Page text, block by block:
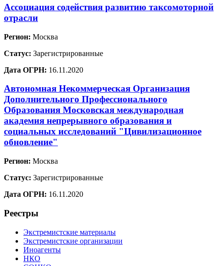
Ассоциация содействия развитию таксомоторной
отрасли
Регион: Москва
Статус: Зарегистрированные
Дата ОГРН: 16.11.2020
Автономная Некоммерческая Организация
Дополнительного Профессионального
Образования Московская международная
академия непрерывного образования и
социальных исследований "Цивилизационное
обновление"
Регион: Москва
Статус: Зарегистрированные
Дата ОГРН: 16.11.2020
Реестры
Экстремистские материалы
Экстремистские организации
Иноагенты
НКО